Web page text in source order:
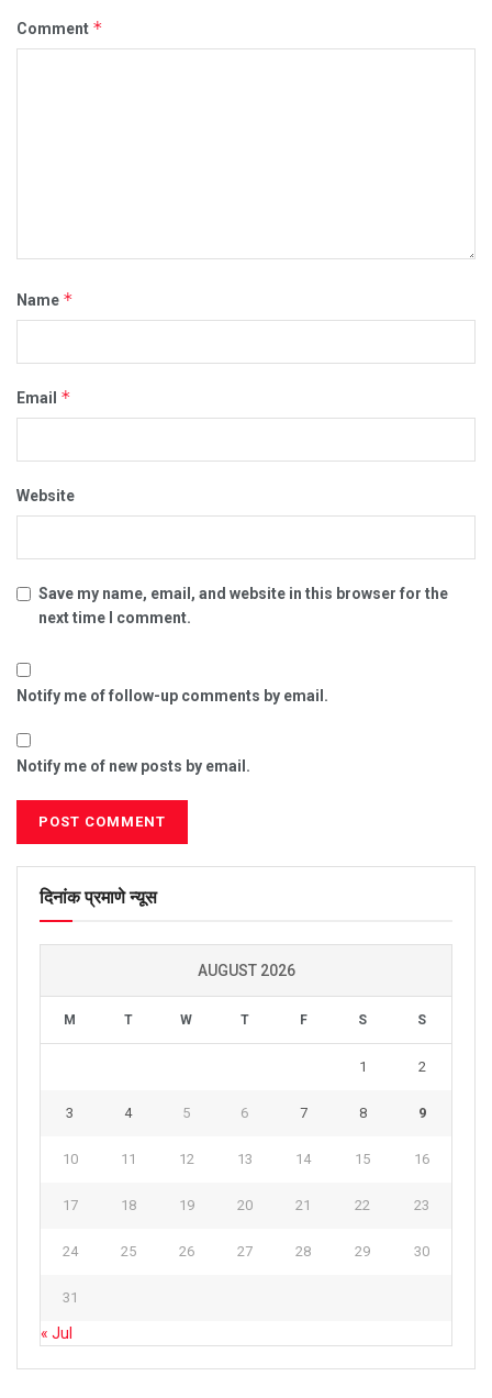
Comment *
Name *
Email *
Website
Save my name, email, and website in this browser for the
next time I comment.
Notify me of follow-up comments by email.
Notify me of new posts by email.
दिनांक प्रमाणे न्यूस
AUGUST 2026
M T W T F S S
1 2
3 4 5 6 7 8 9
10 11 12 13 14 15 16
17 18 19 20 21 22 23
24 25 26 27 28 29 30
31
« Jul